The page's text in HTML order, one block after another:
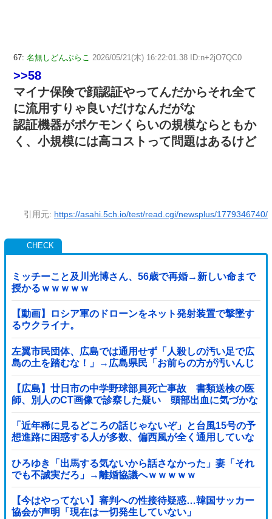
67: 名無しどんぶらこ 2026/05/21(木) 16:22:01.38 ID:n+2jO7QC0
>>58
マイナ保険で顔認証やってんだからそれ全て
に流用すりゃ良いだけなんだがな
認証機器がポケモンくらいの規模ならともか
く、小規模には高コストって問題はあるけど
引用元: https://asahi.5ch.io/test/read.cgi/newsplus/1779346740/
ミッチーこと及川光博さん、56歳で再婚→新しい命まで
授かるｗｗｗｗｗ
【動画】ロシア軍のドローンをネット発射装置で撃墜す
るウクライナ。
左翼市民団体、広島では通用せず「人殺しの汚い足で広
島の土を踏むな！」→広島県民「お前らの方が汚いんじ
ゃ！」「ワシらが広島県民じゃ」
【広島】廿日市の中学野球部員死亡事故 書類送検の医
師、別人のCT画像で診察した疑い 頭部出血に気づかな
かった可能性
「近年稀に見るどころの話じゃないぞ」と台風15号の予
想進路に困惑する人が多数、偏西風が全く通用していな
いんだけど……他
ひろゆき「出馬する気ないから話さなかった」妻「それ
でも不誠実だろ」→離婚協議へｗｗｗｗｗ
【今はやってない】審判への性接待疑惑…韓国サッカー
協会が声明「現在は一切発生していない」